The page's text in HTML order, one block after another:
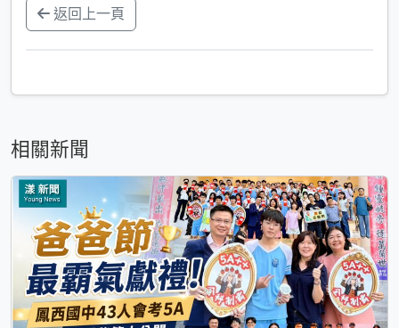
返回上一頁
相關新聞